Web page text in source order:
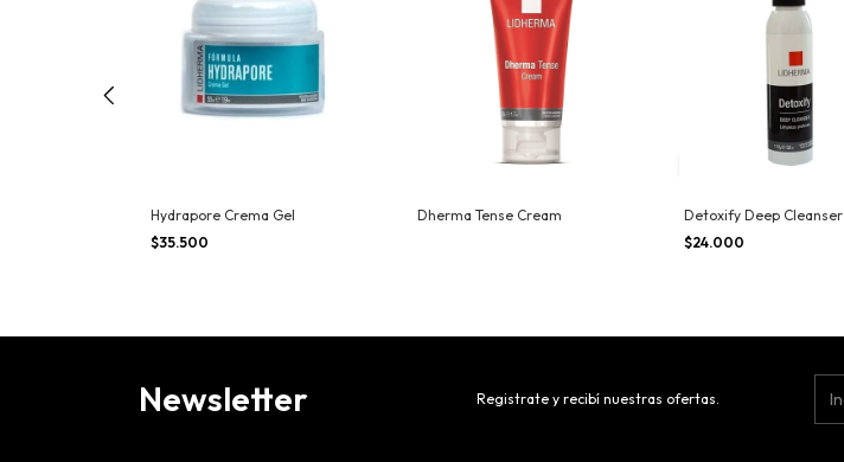
Hydrapore Crema Gel
$35.500
Dherma Tense Cream
Detoxify Deep Cleanser
$24.000
Newsletter Registrate y recibí nuestras ofertas.